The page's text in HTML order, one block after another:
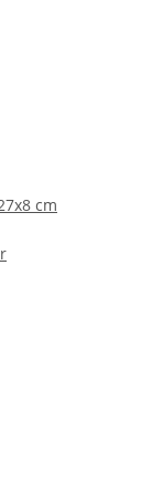
cm